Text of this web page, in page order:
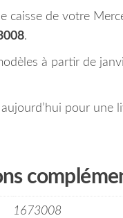
caisse de votre
.
à partir de
pour une
1673008